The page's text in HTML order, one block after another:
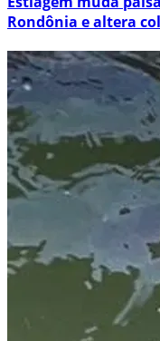
Rondônia e altera